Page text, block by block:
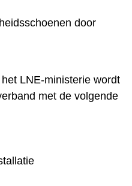
door
LNE-ministerie wordt
met de volgende